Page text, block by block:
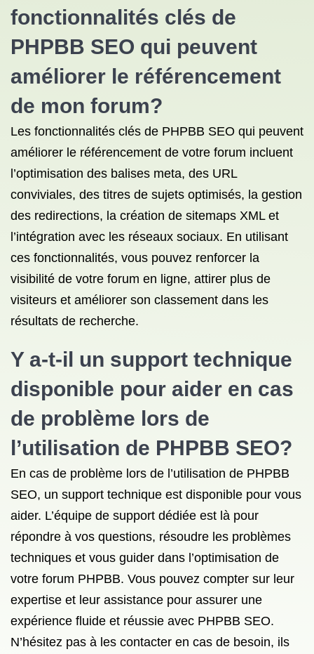
fonctionnalités clés de
PHPBB SEO qui peuvent
améliorer le référencement
de mon forum?
Les fonctionnalités clés de PHPBB SEO qui peuvent
améliorer le référencement de votre forum incluent
l’optimisation des balises meta, des URL
conviviales, des titres de sujets optimisés, la gestion
des redirections, la création de sitemaps XML et
l’intégration avec les réseaux sociaux. En utilisant
ces fonctionnalités, vous pouvez renforcer la
visibilité de votre forum en ligne, attirer plus de
visiteurs et améliorer son classement dans les
résultats de recherche.
Y a-t-il un support technique
disponible pour aider en cas
de problème lors de
l’utilisation de PHPBB SEO?
En cas de problème lors de l’utilisation de PHPBB
SEO, un support technique est disponible pour vous
aider. L’équipe de support dédiée est là pour
répondre à vos questions, résoudre les problèmes
techniques et vous guider dans l’optimisation de
votre forum PHPBB. Vous pouvez compter sur leur
expertise et leur assistance pour assurer une
expérience fluide et réussie avec PHPBB SEO.
N’hésitez pas à les contacter en cas de besoin, ils